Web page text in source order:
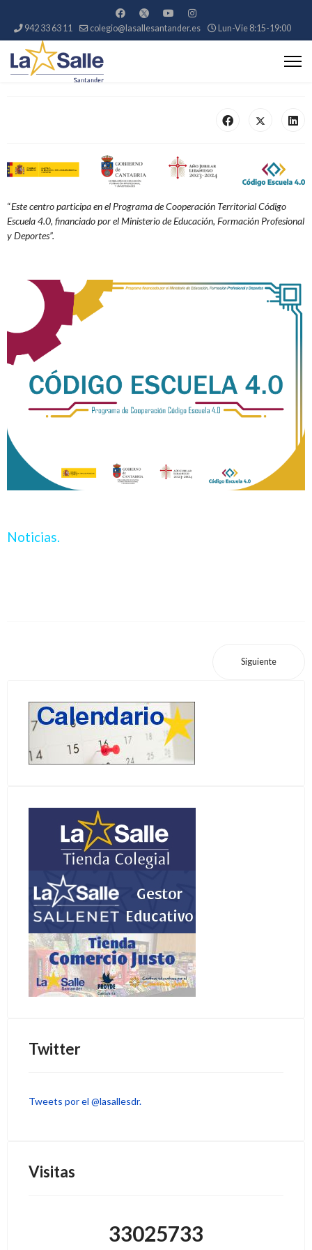
942 33 63 11 colegio@lasallesantander.es Lun-Vie 8:15-19:00
“Este centro participa en el Programa de Cooperación Territorial Código
Escuela 4.0, financiado por el Ministerio de Educación, Formación Profesional
y Deportes”.
Noticias.
Siguiente
Twitter
Tweets por el @lasallesdr.
Visitas
33025733